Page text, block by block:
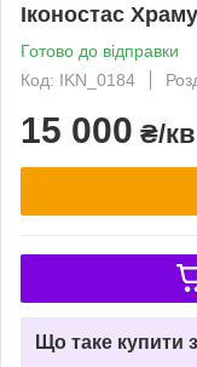
Іконостас Храму
Готово до відправки
Код: IKN_0184
15 000 ₴/
Що таке купити